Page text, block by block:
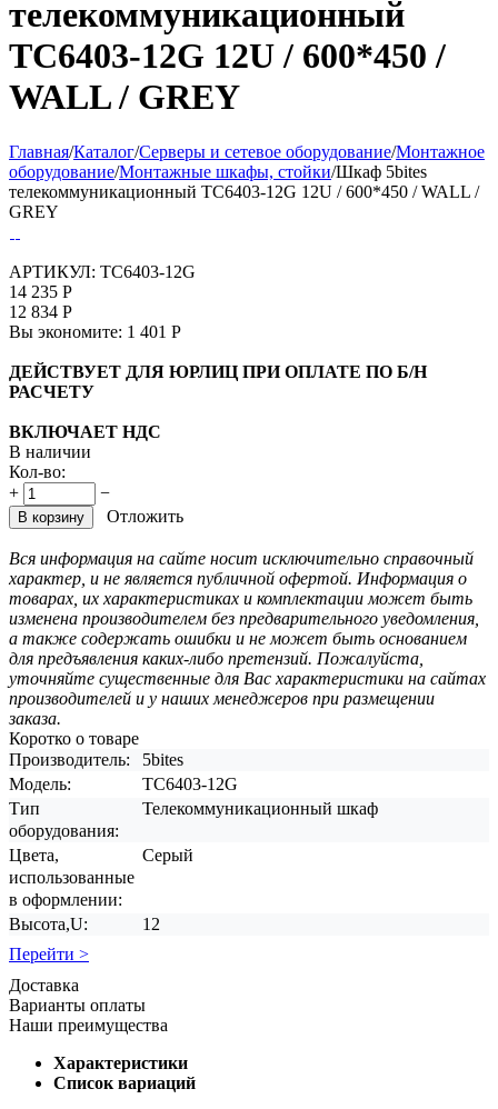
телекоммуникационный
TC6403-12G 12U / 600*450 /
WALL / GREY
Главная/Каталог/Серверы и сетевое оборудование/Монтажное
оборудование/Монтажные шкафы, стойки/Шкаф 5bites
телекоммуникационный TC6403-12G 12U / 600*450 / WALL /
GREY
АРТИКУЛ: TC6403-12G
14 235 Р
12 834 Р
Вы экономите: 1 401 Р
ДЕЙСТВУЕТ ДЛЯ ЮРЛИЦ ПРИ ОПЛАТЕ ПО Б/Н
РАСЧЕТУ
ВКЛЮЧАЕТ НДС
В наличии
Кол-во:
+
−
В корзину Отложить
Вся информация на сайте носит исключительно справочный
характер, и не является публичной офертой. Информация о
товарах, их характеристиках и комплектации может быть
изменена производителем без предварительного уведомления,
а также содержать ошибки и не может быть основанием
для предъявления каких-либо претензий. Пожалуйста,
уточняйте существенные для Вас характеристики на сайтах
производителей и у наших менеджеров при размещении
заказа.
Коротко о товаре
Производитель:
5bites
Модель:
TC6403-12G
Тип
оборудования:
Телекоммуникационный шкаф
Цвета,
использованные
в оформлении:
Серый
Высота,U:
12
Перейти >
Доставка
Варианты оплаты
Наши преимущества
Характеристики
Список вариаций